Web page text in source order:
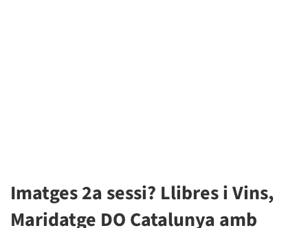
Imatges 2a sessi? Llibres i Vins,
Maridatge DO Catalunya amb